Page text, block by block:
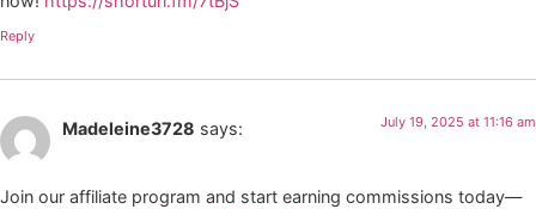
Reply
Madeleine3728 says: July 19, 2025 at 11:16 am
Join our affiliate program and start earning commissions today—